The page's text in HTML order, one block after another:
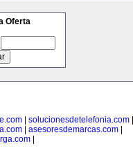
Oferta
| solucionesdetelefonia.com|
| asesoresdemarcas.com|
|